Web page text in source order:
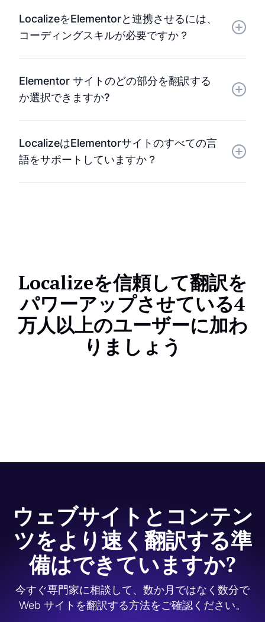
LocalizeをElementorと連携させるには、
コーディングスキルが必要ですか？
だけで、あとはLocalizeがすべて処理します。
Elementor サイトのどの部分を翻訳する
か選択できますか?
ンまで、ローカライズするコンテンツを完全に制御で
きます。
LocalizeはElementorサイトのすべての言
語をサポートしていますか？
Localizeを信頼して翻訳を
パワーアップさせている4
万人以上のユーザーに加わ
りましょう
ウェブサイトとコンテン
ツをより速く翻訳する準
備はできていますか?
今すぐ専門家に相談して、数か月ではなく数分で
Web サイトを翻訳する方法をご確認ください。